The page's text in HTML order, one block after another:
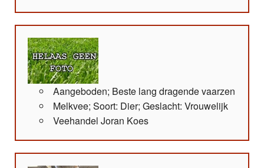
Aangeboden; Beste lang dragende vaarzen
Melkvee; Soort: Dier; Geslacht: Vrouwelijk
Veehandel Joran Koes